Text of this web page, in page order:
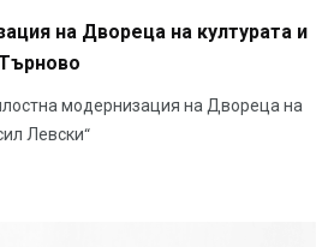
на Двореца на културата и
модернизация на Двореца на
Левски“